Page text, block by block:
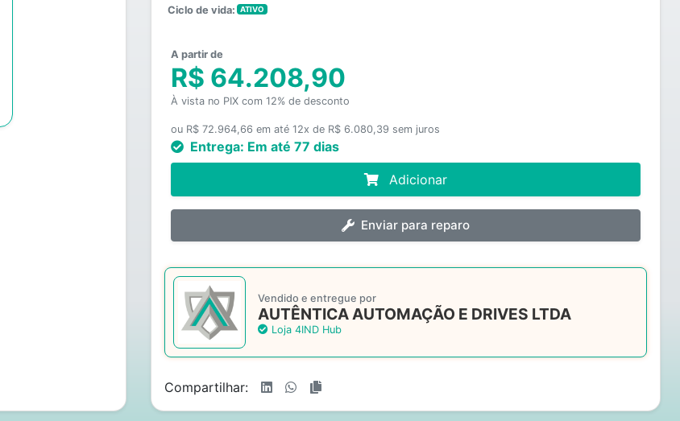
Ciclo de vida:
ATIVO
A partir de
R$ 64.208,90
À vista no PIX com 12% de desconto
ou R$ 72.964,66 em até 12x de R$ 6.080,39 sem juros
Entrega: Em até 77 dias
Adicionar
Enviar para reparo
Vendido e entregue por
AUTÊNTICA AUTOMAÇÃO E DRIVES LTDA
Loja 4IND Hub
Compartilhar: